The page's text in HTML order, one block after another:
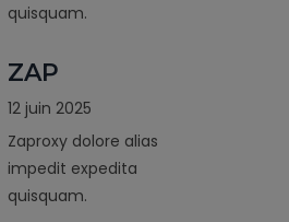
quisquam.
ZAP
12 juin 2025
Zaproxy dolore alias
impedit expedita
quisquam.